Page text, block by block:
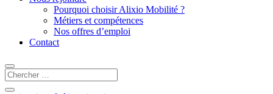
Pourquoi choisir Alixio Mobilité ?
Métiers et compétences
Nos offres d’emploi
Contact